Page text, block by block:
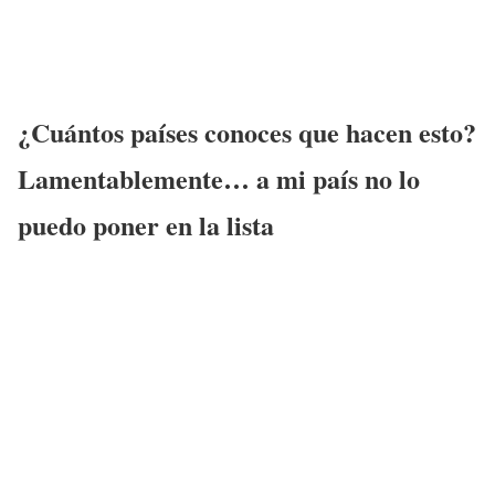
¿Cuántos países conoces que hacen esto?
Lamentablemente… a mi país no lo
puedo poner en la lista